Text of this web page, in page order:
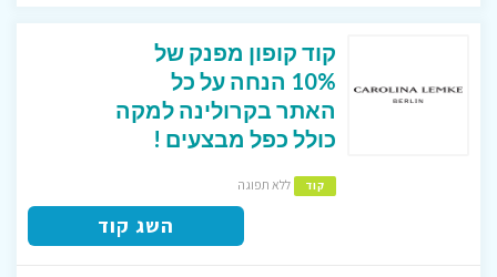
קוד קופון מפנק של
10% הנחה על כל
האתר בקרולינה למקה
כולל כפל מבצעים !
קוד ללא תפוגה
השג קוד